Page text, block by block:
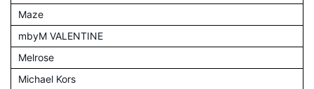
Maze
mbyM VALENTINE
Melrose
Michael Kors